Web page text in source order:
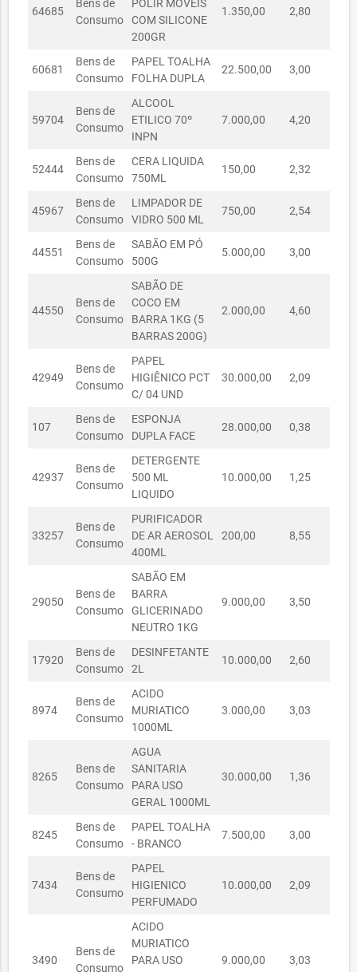
31050055/2019
SECRETARIA
MUNICIPAL
DA SAÚDE
31/05/2019
22040068/2019
SECRETARIA
MUNICIPAL
DA SAÚDE
22/04/2019
SECRETARIA
MUNICIPAL
DA SAÚDE
24040025/2019
SECRETARIA
MUNICIPAL
DA SAÚDE
24/04/2019
01070034/2019
SECRETARIA
MUNICIPAL
01/07/2019
10070113/2019
SECRETARIA
MUNICIPAL
DA SAÚDE
10/07/2019
64685
Bens de
Consumo
POLIR MOVEIS
COM SILICONE
200GR
1.350,00 2,80
60681
Bens de
Consumo
PAPEL TOALHA
FOLHA DUPLA
22.500,00 3,00
59704
Bens de
Consumo
ALCOOL
ETILICO 70º
INPN
7.000,00 4,20
52444
Bens de
Consumo
CERA LIQUIDA
750ML
150,00 2,32
45967
Bens de
Consumo
LIMPADOR DE
VIDRO 500 ML
750,00 2,54
44551
Bens de
Consumo
SABÃO EM PÓ
500G
5.000,00 3,00
44550
Bens de
Consumo
SABÃO DE
COCO EM
BARRA 1KG (5
BARRAS 200G)
2.000,00 4,60
42949
Bens de
Consumo
PAPEL
HIGIÊNICO PCT
C/ 04 UND
30.000,00 2,09
107
Bens de
Consumo
ESPONJA
DUPLA FACE
28.000,00 0,38
42937
Bens de
Consumo
DETERGENTE
500 ML
LIQUIDO
10.000,00 1,25
33257
Bens de
Consumo
PURIFICADOR
DE AR AEROSOL
400ML
200,00 8,55
29050
Bens de
Consumo
SABÃO EM
BARRA
GLICERINADO
NEUTRO 1KG
9.000,00 3,50
17920
Bens de
Consumo
DESINFETANTE
2L
10.000,00 2,60
8974
Bens de
Consumo
ACIDO
MURIATICO
1000ML
3.000,00 3,03
8265
Bens de
Consumo
AGUA
SANITARIA
PARA USO
GERAL 1000ML
30.000,00 1,36
8245
Bens de
Consumo
PAPEL TOALHA
- BRANCO
7.500,00 3,00
7434
Bens de
Consumo
PAPEL
HIGIENICO
PERFUMADO
10.000,00 2,09
3490
Bens de
Consumo
ACIDO
MURIATICO
PARA USO
9.000,00 3,03